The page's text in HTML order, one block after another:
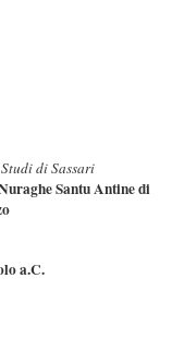
di Sassari
Santu Antine di
a.C.